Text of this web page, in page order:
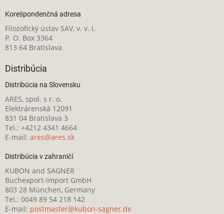
Korešpondenčná adresa
Filozofický ústav SAV, v. v. i.
P. O. Box 3364
813 64 Bratislava
Distribúcia
Distribúcia na Slovensku
ARES, spol. s r. o.
Elektrárenská 12091
831 04 Bratislava 3
Tel.: +4212 4341 4664
E-mail: ares@ares.sk
Distribúcia v zahraničí
KUBON and SAGNER
Buchexport-Import GmbH
803 28 München, Germany
Tel.: 0049 89 54 218 142
E-mail: postmaster@kubon-sagner.de